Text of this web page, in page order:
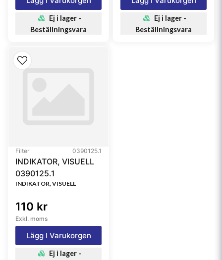
Ej i lager -
Beställningsvara
Ej i lager -
Beställningsvara
Filter 0390125.1
INDIKATOR, VISUELL
0390125.1
INDIKATOR, VISUELL
110 kr
Exkl. moms
Lägg I Varukorgen
Ej i lager -